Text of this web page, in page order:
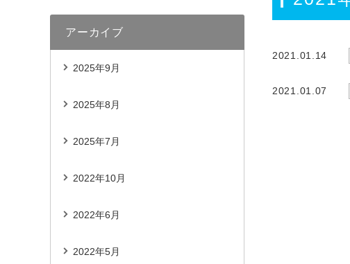
2021.01.14
2021.01.07
アーカイブ
2025年9月
2025年8月
2025年7月
2022年10月
2022年6月
2022年5月